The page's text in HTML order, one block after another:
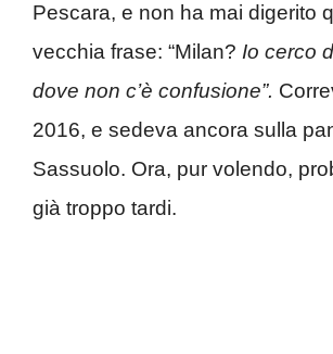
Pescara, e non ha mai digerito
vecchia frase: “Milan? Io cerco
dove non c’è confusione”.
2016, e sedeva ancora sulla
Sassuolo. Ora, pur volendo,
già troppo tardi.